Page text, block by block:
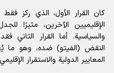
كان القرار الأول، الذي ركز
الإقليميين الآخرين، مثيرًا
والسياسية. أما القرار
النقض (الفيتو) ضده، وهو ما
المعايير الدولية والاستقرار